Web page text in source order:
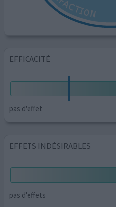
EFFICACITÉ
pas d'effet
EFFETS INDÉSIRABLES
pas d'effets